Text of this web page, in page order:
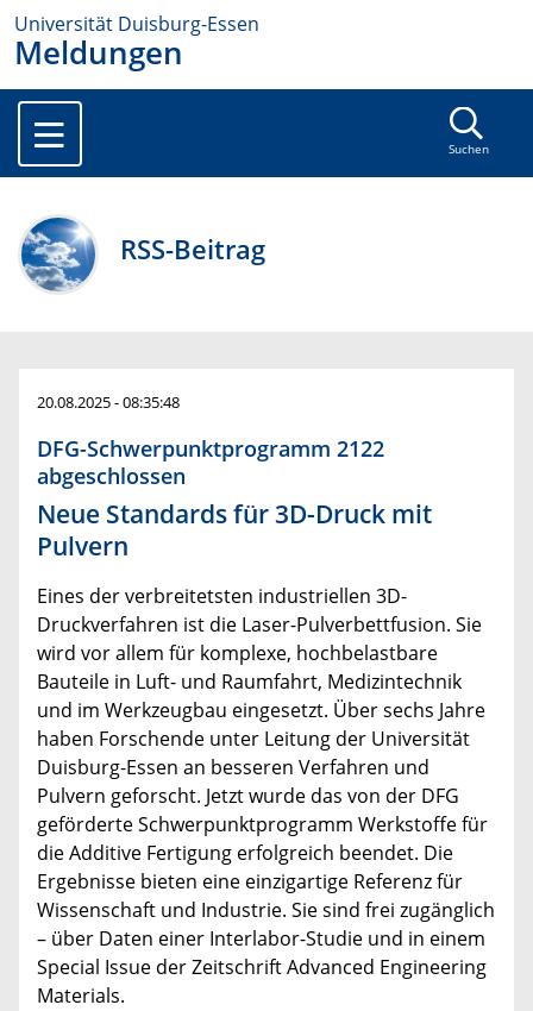
Universität Duisburg-Essen
Meldungen
Suchen
RSS-Beitrag
20.08.2025 - 08:35:48
DFG-Schwerpunktprogramm 2122
abgeschlossen
Neue Standards für 3D-Druck mit
Pulvern
Eines der verbreitetsten industriellen 3D-
Druckverfahren ist die Laser-Pulverbettfusion. Sie
wird vor allem für komplexe, hochbelastbare
Bauteile in Luft- und Raumfahrt, Medizintechnik
und im Werkzeugbau eingesetzt. Über sechs Jahre
haben Forschende unter Leitung der Universität
Duisburg-Essen an besseren Verfahren und
Pulvern geforscht. Jetzt wurde das von der DFG
geförderte Schwerpunktprogramm Werkstoffe für
die Additive Fertigung erfolgreich beendet. Die
Ergebnisse bieten eine einzigartige Referenz für
Wissenschaft und Industrie. Sie sind frei zugänglich
– über Daten einer Interlabor-Studie und in einem
Special Issue der Zeitschrift Advanced Engineering
Materials.